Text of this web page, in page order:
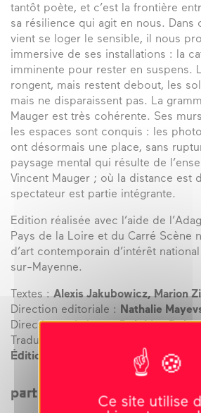
tantôt poète, et c’est la frontière
sa résilience qui agit en nous. Dans
vient se loger le sensible, il nous
immersive de ses installations : la
imminente pour rester en suspens.
rongent, mais restent debout, les
mais ne disparaissent pas. La
Mauger est très cohérente. Ses
les espaces sont conquis : les
ont désormais une place, sans
paysage mental qui résulte de
Vincent Mauger ; où la distance est
spectateur est partie intégrante.
Edition réalisée avec l’aide de
Pays de la Loire et du Carré Scène
d’art contemporain d’intérêt
sur-Mayenne.
Textes :Alexis Jakubowicz, Marion
Direction editoriale : Nathalie
Direction artistique :Delphine
Traduction :
Éditions Imogene
partager cet évènement
Ce site utilise